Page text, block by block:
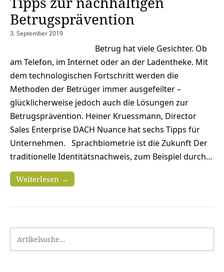
Betrugsprävention
3. September 2019
Betrug hat viele Gesichter. Ob
am Telefon, im Internet oder an der Ladentheke. Mit
dem technologischen Fortschritt werden die
Methoden der Betrüger immer ausgefeilter –
glücklicherweise jedoch auch die Lösungen zur
Betrugsprävention. Heiner Kruessmann, Director
Sales Enterprise DACH Nuance hat sechs Tipps für
Unternehmen. Sprachbiometrie ist die Zukunft Der
traditionelle Identitätsnachweis, zum Beispiel durch…
Weiterlesen →